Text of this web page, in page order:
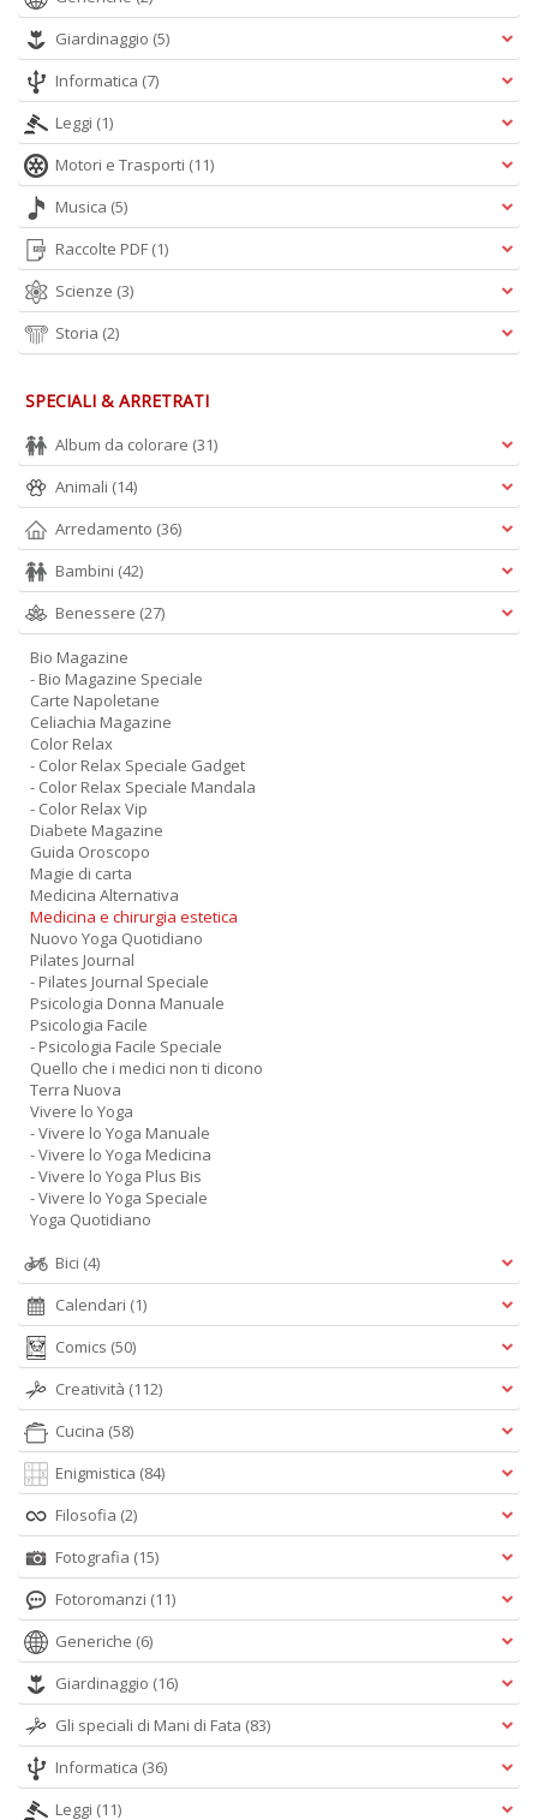
Giardinaggio (5)
Informatica (7)
Leggi (1)
Motori e Trasporti (11)
Musica (5)
Raccolte PDF (1)
Scienze (3)
Storia (2)
SPECIALI & ARRETRATI
Album da colorare (31)
Animali (14)
Arredamento (36)
Bambini (42)
Benessere (27)
Bio Magazine
- Bio Magazine Speciale
Carte Napoletane
Celiachia Magazine
Color Relax
- Color Relax Speciale Gadget
- Color Relax Speciale Mandala
- Color Relax Vip
Diabete Magazine
Guida Oroscopo
Magie di carta
Medicina Alternativa
Medicina e chirurgia estetica
Nuovo Yoga Quotidiano
Pilates Journal
- Pilates Journal Speciale
Psicologia Donna Manuale
Psicologia Facile
- Psicologia Facile Speciale
Quello che i medici non ti dicono
Terra Nuova
Vivere lo Yoga
- Vivere lo Yoga Manuale
- Vivere lo Yoga Medicina
- Vivere lo Yoga Plus Bis
- Vivere lo Yoga Speciale
Yoga Quotidiano
Bici (4)
Calendari (1)
Comics (50)
Creatività (112)
Cucina (58)
Enigmistica (84)
Filosofia (2)
Fotografia (15)
Fotoromanzi (11)
Generiche (6)
Giardinaggio (16)
Gli speciali di Mani di Fata (83)
Informatica (36)
Leggi (11)